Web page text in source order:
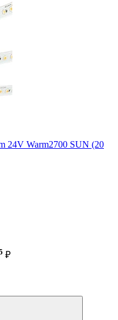
24V Warm2700 SUN (20
₽